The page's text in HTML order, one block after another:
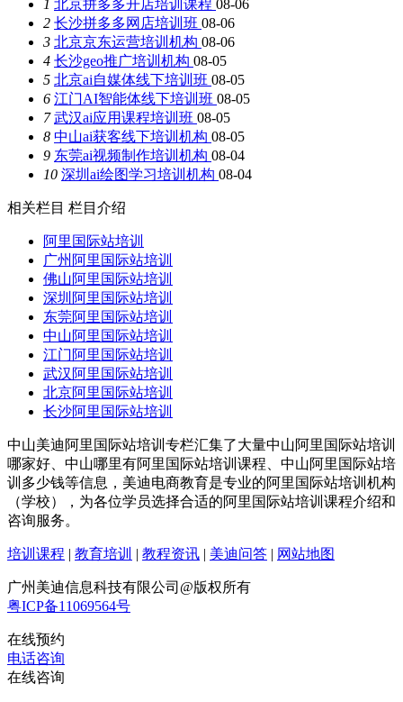
1 北京拼多多开店培训课程 08-06
2 长沙拼多多网店培训班 08-06
3 北京京东运营培训机构 08-06
4 长沙geo推广培训机构 08-05
5 北京ai自媒体线下培训班 08-05
6 江门AI智能体线下培训班 08-05
7 武汉ai应用课程培训班 08-05
8 中山ai获客线下培训机构 08-05
9 东莞ai视频制作培训机构 08-04
10 深圳ai绘图学习培训机构 08-04
相关栏目 栏目介绍
阿里国际站培训
广州阿里国际站培训
佛山阿里国际站培训
深圳阿里国际站培训
东莞阿里国际站培训
中山阿里国际站培训
江门阿里国际站培训
武汉阿里国际站培训
北京阿里国际站培训
长沙阿里国际站培训
中山美迪阿里国际站培训专栏汇集了大量中山阿里国际站培训
哪家好、中山哪里有阿里国际站培训课程、中山阿里国际站培
训多少钱等信息，美迪电商教育是专业的阿里国际站培训机构
（学校），为各位学员选择合适的阿里国际站培训课程介绍和
咨询服务。
培训课程 | 教育培训 | 教程资讯 | 美迪问答 | 网站地图
广州美迪信息科技有限公司@版权所有
粤ICP备11069564号
在线预约
电话咨询
在线咨询